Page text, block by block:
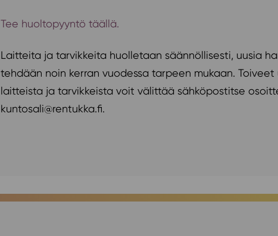
Tee huoltopyyntö täällä.
Laitteita ja tarvikkeita huolletaan säännöllisesti, uusia
tehdään noin kerran vuodessa tarpeen mukaan. Toiveet
laitteista ja tarvikkeista voit välittää sähköpostitse
kuntosali@rentukka.fi.